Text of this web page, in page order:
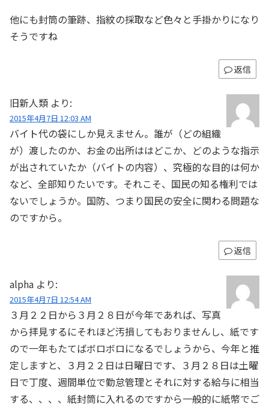
他にも封筒の筆跡、指紋の採取など色々と手掛かりになり
そうですね
返信
旧新人類 より:
2015年4月7日 12:03 AM
バイト代の袋にしか見えません。誰が（どの組織
が）渡したのか、お金の出所ははどこか、どのような指示
が出されていたか（バイトの内容）、究極的な目的は何か
など、全部知りたいです。それこそ、国民の知る権利では
ないでしょうか。国防、つまり国民の安全に関わる問題な
のですから。
返信
alpha より:
2015年4月7日 12:54 AM
３月２２日から３月２８日が今年であれば、写真
から拝見するにそれほど汚損してもおりませんし、紙です
ので一年もたてばボロボロになるでしょうから、今年と推
定しますと、３月２２日は日曜日です、３月２８日は土曜
日で丁度、週間単位で勤怠管理とそれに対する給与に相当
する、、、、紙封筒に入れるのですから一般的に紙幣でご